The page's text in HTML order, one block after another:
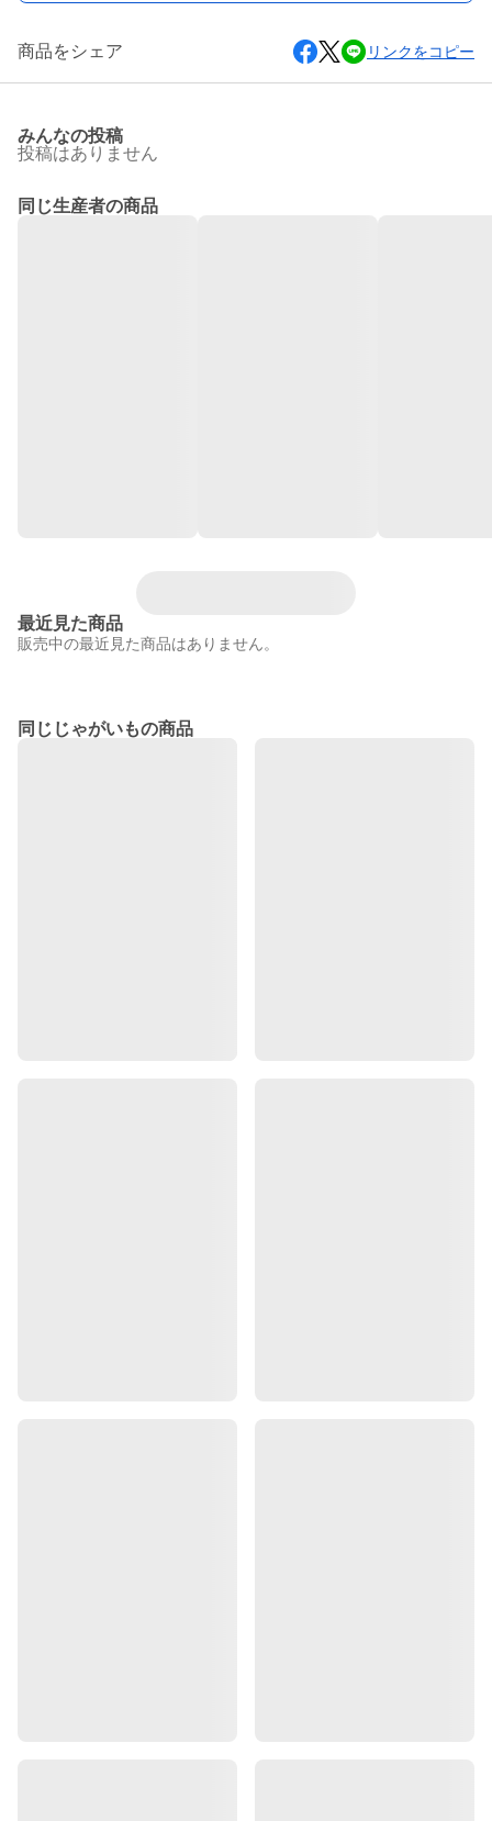
商品をシェア リンクをコピー
みんなの投稿
投稿はありません
同じ生産者の商品
最近見た商品
販売中の最近見た商品はありません。
同じじゃがいもの商品